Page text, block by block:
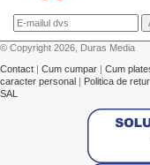
© Copyright 2026, Duras Media
Contact
Cum cumpar Cum
caracter personal
Politica de retur
SAL